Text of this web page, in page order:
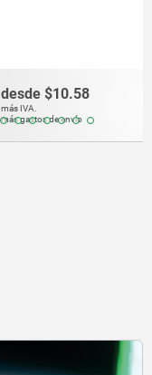
DETALLES